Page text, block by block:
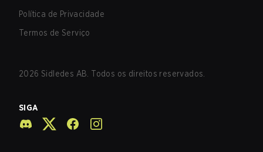
Política de Privacidade
Termos de Serviço
2026 Sidledes AB. Todos os direitos reservados.
SIGA